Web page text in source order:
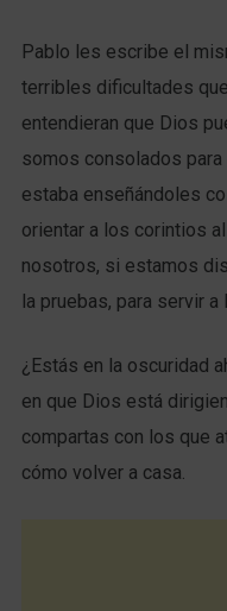
Pablo les escribe el
terribles dificultades
entendieran que Dios
somos consolados para
estaba enseñándoles
orientar a los corintios
nosotros, si estamos
la pruebas, para servir a
¿Estás en la oscuridad
en que Dios está
compartas con los que
cómo volver a casa.